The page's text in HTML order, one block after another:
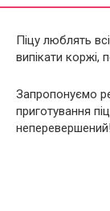
Піцу люблять
випікати коржі,
Запропонуємо
приготування
неперевершений!